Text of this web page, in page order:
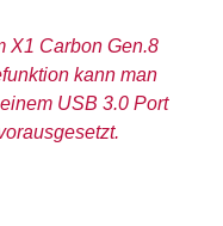
X1 Carbon Gen.8
kann man
USB 3.0 Port